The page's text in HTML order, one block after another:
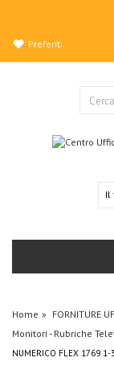
Preferiti
Il
Home FORNITURE
Monitori - Rubriche
NUMERICO FLEX 1769 1-